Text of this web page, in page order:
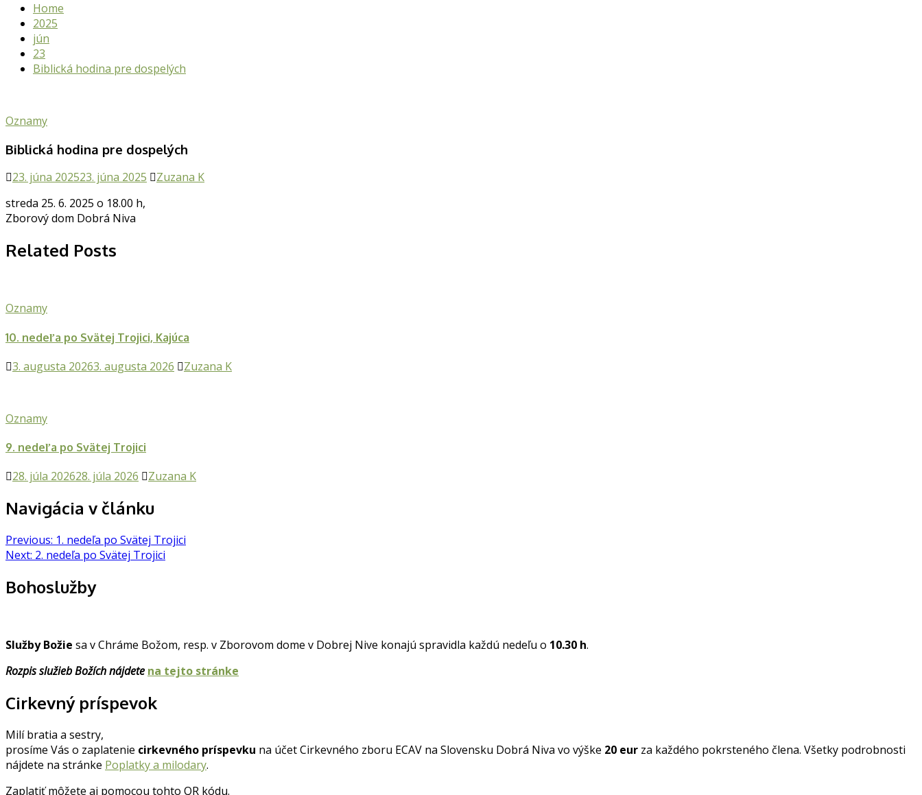
Home
2025
jún
23
Biblická hodina pre dospelých
Oznamy
Biblická hodina pre dospelých
23. júna 202523. júna 2025
Zuzana K
streda 25. 6. 2025 o 18.00 h,
Zborový dom Dobrá Niva
Related Posts
Oznamy
10. nedeľa po Svätej Trojici, Kajúca
3. augusta 20263. augusta 2026 Zuzana K
Oznamy
9. nedeľa po Svätej Trojici
28. júla 202628. júla 2026 Zuzana K
Navigácia v článku
Previous: 1. nedeľa po Svätej Trojici
Next: 2. nedeľa po Svätej Trojici
Bohoslužby
Služby Božie sa v Chráme Božom, resp. v Zborovom dome v Dobrej Nive konajú spravidla každú nedeľu o 10.30 h.
Rozpis služieb Božích nájdete na tejto stránke
Cirkevný príspevok
Milí bratia a sestry,
prosíme Vás o zaplatenie cirkevného príspevku na účet Cirkevného zboru ECAV na Slovensku Dobrá Niva vo výške 20 eur za každého pokrsteného člena. Všetky podrobnosti
nájdete na stránke Poplatky a milodary.
Zaplatiť môžete aj pomocou tohto QR kódu.